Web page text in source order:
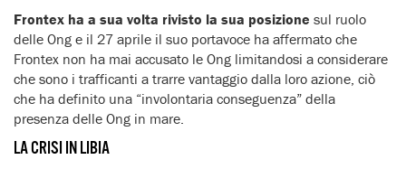
Frontex ha a sua volta rivisto la sua posizione sul ruolo
delle Ong e il 27 aprile il suo portavoce ha affermato che
Frontex non ha mai accusato le Ong limitandosi a considerare
che sono i trafficanti a trarre vantaggio dalla loro azione, ciò
che ha definito una “involontaria conseguenza” della
presenza delle Ong in mare.
LA CRISI IN LIBIA